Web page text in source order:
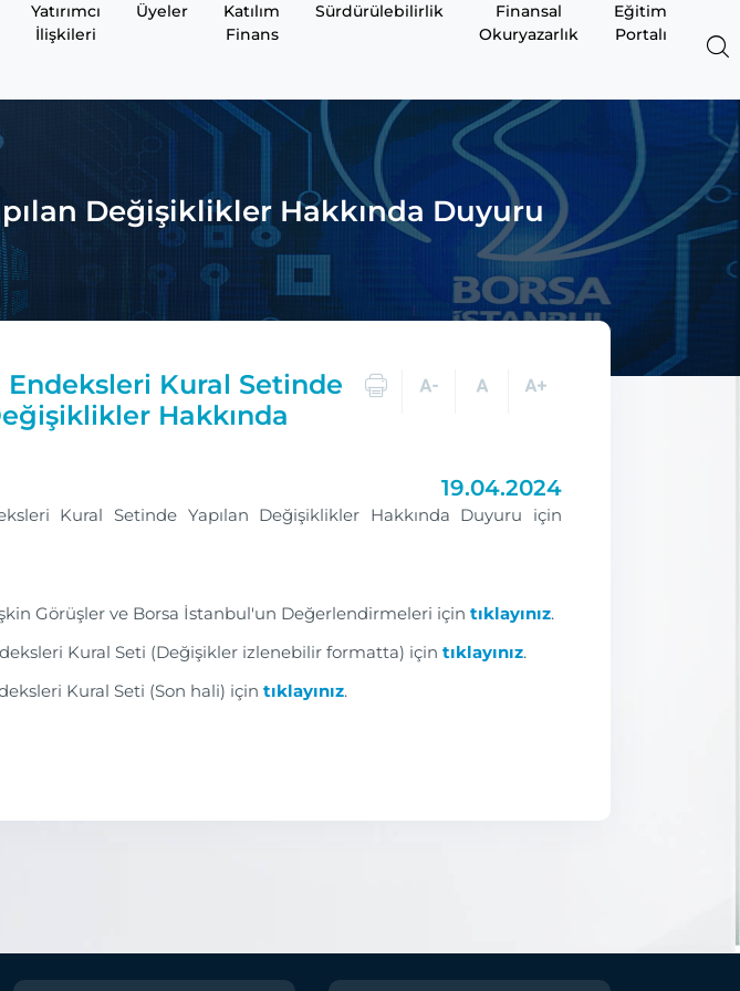
Yatırımcı
İlişkileri
Üyeler
Katılım
Finans
Sürdürülebilirlik
Finansal
Okuryazarlık
Eğitim
Portalı
Değişiklikler Hakkında Duyuru
Endeksleri Kural Setinde
Hakkında
19.04.2024
Kural Setinde Yapılan Değişiklikler Hakkında Duyuru için
Görüşler ve Borsa İstanbul'un Değerlendirmeleri için tıklayınız.
Kural Seti (Değişikler izlenebilir formatta) için tıklayınız.
Kural Seti (Son hali) için tıklayınız.